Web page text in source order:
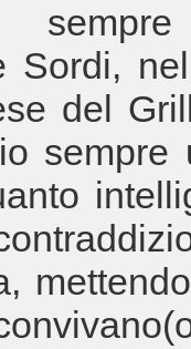
Sordi,
del
sempre